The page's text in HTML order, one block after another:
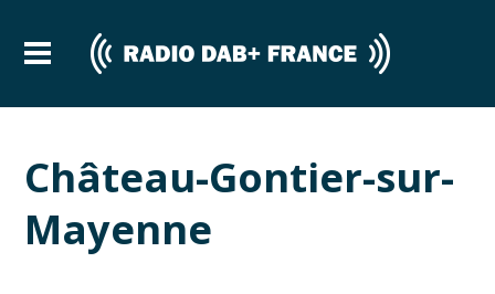
Château-Gontier-sur-
Mayenne